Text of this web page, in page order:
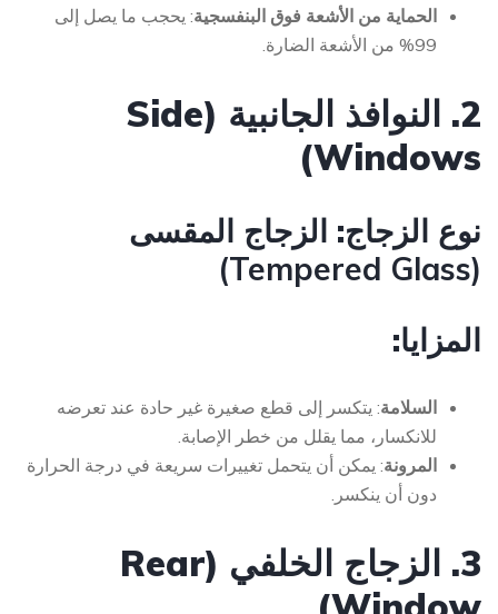
الحماية من الأشعة فوق البنفسجية: يحجب ما يصل إلى
99% من الأشعة الضارة.
2. النوافذ الجانبية (Side
Windows)
نوع الزجاج: الزجاج المقسى
(Tempered Glass)
المزايا:
السلامة: يتكسر إلى قطع صغيرة غير حادة عند تعرضه
للانكسار، مما يقلل من خطر الإصابة.
المرونة: يمكن أن يتحمل تغييرات سريعة في درجة الحرارة
دون أن ينكسر.
3. الزجاج الخلفي (Rear